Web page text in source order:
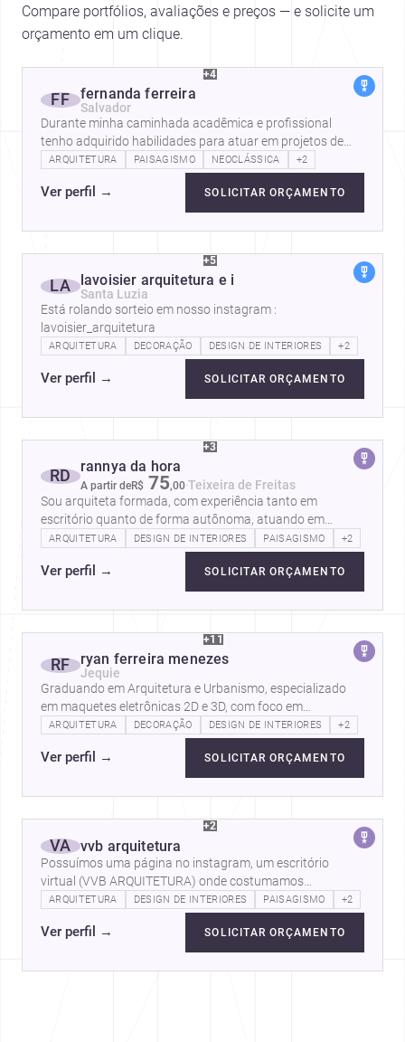
Compare portfólios, avaliações e preços — e solicite um
orçamento em um clique.
+4
FF fernanda ferreira
Salvador
Durante minha caminhada acadêmica e profissional
tenho adquirido habilidades para atuar em projetos de
proteção contra incêndio e pânico,…
ARQUITETURA PAISAGISMO NEOCLÁSSICA +2
Ver perfil → SOLICITAR ORÇAMENTO
+5
LA lavoisier arquitetura e i
Santa Luzia
Está rolando sorteio em nosso instagram :
lavoisier_arquitetura
ARQUITETURA DECORAÇÃO DESIGN DE INTERIORES +2
Ver perfil → SOLICITAR ORÇAMENTO
+3
RD rannya da hora
A partir deR$ 75,00·Teixeira de Freitas
Sou arquiteta formada, com experiência tanto em
escritório quanto de forma autônoma, atuando em
projetos residenciais e comerciais. Ao…
ARQUITETURA DESIGN DE INTERIORES PAISAGISMO +2
Ver perfil → SOLICITAR ORÇAMENTO
+11
RF ryan ferreira menezes
Jequie
Graduando em Arquitetura e Urbanismo, especializado
em maquetes eletrônicas 2D e 3D, com foco em
renderizações e passeios…
ARQUITETURA DECORAÇÃO DESIGN DE INTERIORES +2
Ver perfil → SOLICITAR ORÇAMENTO
+2
VA vvb arquitetura
Possuímos uma página no instagram, um escritório
virtual (VVB ARQUITETURA) onde costumamos
disponibilizamos os nossos trabalhos. A VVB…
ARQUITETURA DESIGN DE INTERIORES PAISAGISMO +2
Ver perfil → SOLICITAR ORÇAMENTO